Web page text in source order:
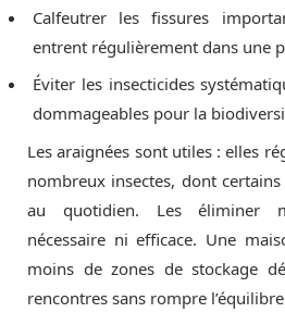
Calfeutrer les fissures
entrent régulièrement dans une
Éviter les insecticides
dommageables pour la
Les araignées sont utiles : elles
nombreux insectes, dont
au quotidien. Les éliminer
nécessaire ni efficace. Une
moins de zones de stockage
rencontres sans rompre